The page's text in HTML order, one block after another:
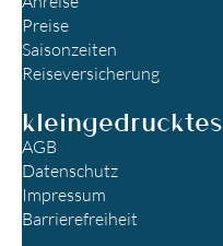
Preise
Saisonzeiten
Reiseversicherung
kleingedrucktes
AGB
Datenschutz
Impressum
Barrierefreiheit